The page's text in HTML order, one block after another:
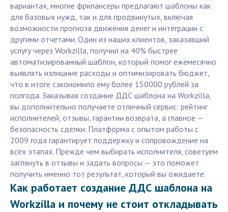
вариантах, многие фрилансеры предлагают шаблоны как
для базовых нужд, так и для продвинутых, включая
возможности прогноза движения денег и интеграции с
другими отчетами. Один из наших клиентов, заказавший
услугу через Workzilla, получил на 40% быстрее
автоматизированный шаблон, который помог ежемесячно
выявлять излишние расходы и оптимизировать бюджет,
что в итоге сэкономило ему более 150000 рублей за
полгода. Заказывая создание ДДС шаблона на Workzilla,
вы дополнительно получаете отличный сервис: рейтинг
исполнителей, отзывы, гарантии возврата, а главное —
безопасность сделки. Платформа с опытом работы с
2009 года гарантирует поддержку и сопровождение на
всех этапах. Прежде чем выбирать исполнителя, советуем
заглянуть в отзывы и задать вопросы — это поможет
получить именно тот результат, который вы ожидаете.
Как работает создание ДДС шаблона на
Workzilla и почему не стоит откладывать